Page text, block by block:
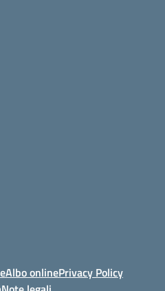
Albo onlinePrivacy Policy